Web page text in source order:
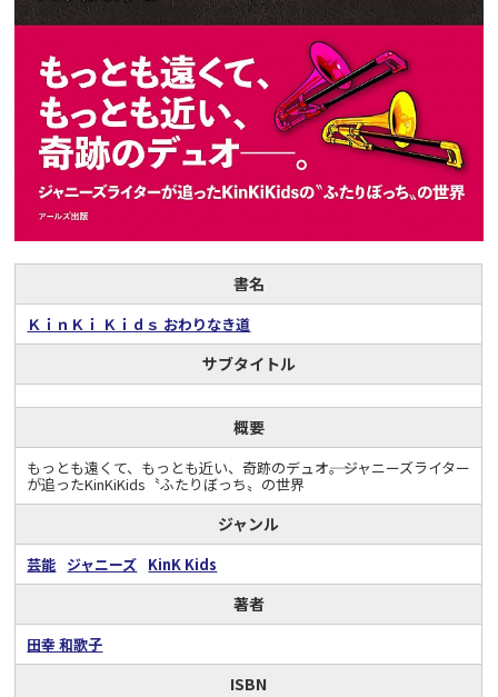
書名
ＫｉｎＫｉ Ｋｉｄｓ おわりなき道
サブタイトル
概要
もっとも遠くて、もっとも近い、奇跡のデュオ――。ジャニーズライター
が追ったKinKiKids〝ふたりぼっち〟の世界
ジャンル
芸能 ジャニーズ KinK Kids
著者
田幸 和歌子
ISBN